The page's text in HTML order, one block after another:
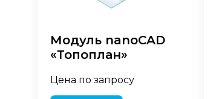
Модуль nanoCAD
«Топоплан»
Цена по запросу